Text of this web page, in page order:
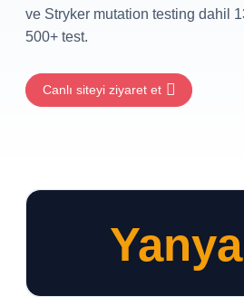
ve Stryker mutation testing dahil
500+ test.
Canlı siteyi ziyaret et